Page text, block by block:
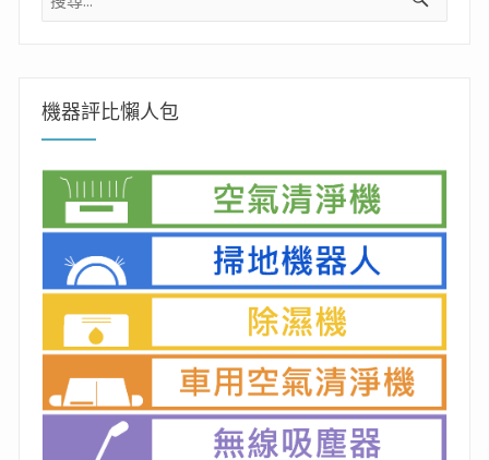
機器評比懶人包